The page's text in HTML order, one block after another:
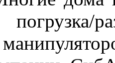
погрузка/